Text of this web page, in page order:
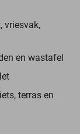
vriesvak,
en wastafel
terras en